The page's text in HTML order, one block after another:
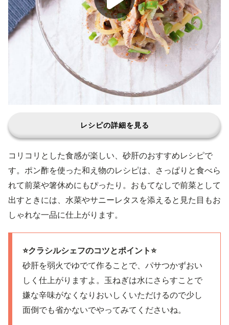
レシピの詳細を見る
コリコリとした食感が楽しい、砂肝のおすすめレシピで
す。ポン酢を使った和え物のレシピは、さっぱりと食べら
れて前菜や箸休めにもぴったり。おもてなしで前菜として
出すときには、水菜やサニーレタスを添えると見た目もお
しゃれな一品に仕上がります。
⭐️クラシルシェフのコツとポイント⭐️
砂肝を弱火でゆでて作ることで、パサつかずおい
しく仕上がりますよ。玉ねぎは水にさらすことで
嫌な辛味がなくなりおいしくいただけるので少し
面倒でも省かないでやってみてくださいね。